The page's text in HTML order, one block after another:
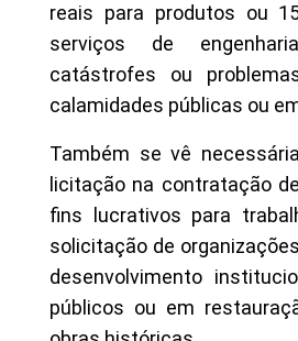
reais para produtos ou
serviços de
catástrofes ou
calamidades públicas ou
Também se vê
licitação na contratação
fins lucrativos para
solicitação de
desenvolvimento
públicos ou em